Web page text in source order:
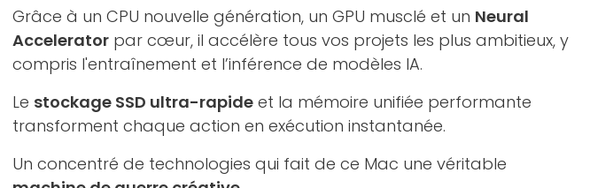
Grâce à un CPU nouvelle génération, un GPU musclé et un Neural
Accelerator par cœur, il accélère tous vos projets les plus ambitieux, y
compris l'entraînement et l’inférence de modèles IA.
Le stockage SSD ultra-rapide et la mémoire unifiée performante
transforment chaque action en exécution instantanée.
Un concentré de technologies qui fait de ce Mac une véritable